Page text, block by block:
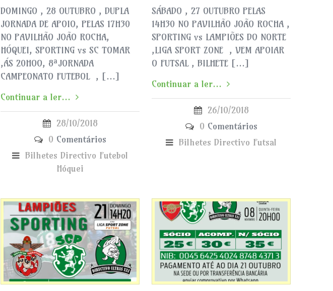
DOMINGO , 28 OUTUBRO , DUPLA
JORNADA DE APOIO, PELAS 17H30
NO PAVILHÃO JOÃO ROCHA,
HÓQUEI, SPORTING vs SC TOMAR
,ÁS 20HOO, 8ªJORNADA
CAMPEONATO FUTEBOL , […]
Continuar a ler...
28/10/2018
0 Comentários
Bilhetes Directivo Futebol
Hóquei
SÁBADO , 27 OUTUBRO PELAS
14H30 NO PAVILHÃO JOÃO ROCHA ,
SPORTING vs LAMPIÕES DO NORTE
,LIGA SPORT ZONE , VEM APOIAR
O FUTSAL , BILHETE […]
Continuar a ler...
26/10/2018
0 Comentários
Bilhetes Directivo Futsal